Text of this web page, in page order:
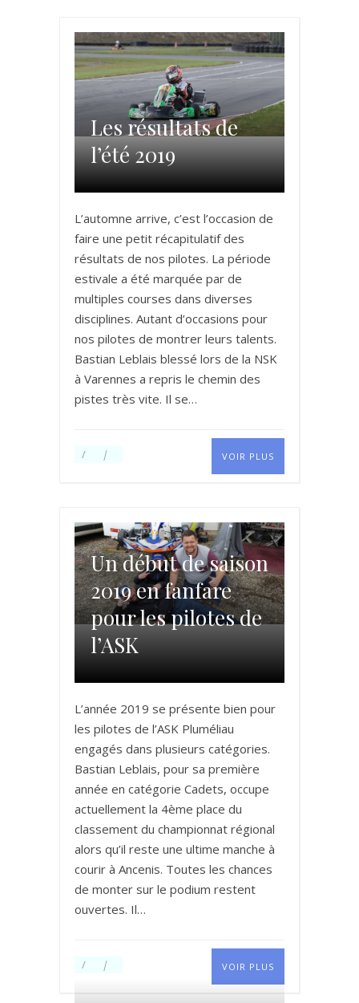
Les résultats de
l’été 2019
L’automne arrive, c’est l’occasion de
faire une petit récapitulatif des
résultats de nos pilotes. La période
estivale a été marquée par de
multiples courses dans diverses
disciplines. Autant d’occasions pour
nos pilotes de montrer leurs talents.
Bastian Leblais blessé lors de la NSK
à Varennes a repris le chemin des
pistes très vite. Il se…
VOIR PLUS
Un début de saison
2019 en fanfare
pour les pilotes de
l’ASK
L’année 2019 se présente bien pour
les pilotes de l’ASK Pluméliau
engagés dans plusieurs catégories.
Bastian Leblais, pour sa première
année en catégorie Cadets, occupe
actuellement la 4ème place du
classement du championnat régional
alors qu’il reste une ultime manche à
courir à Ancenis. Toutes les chances
de monter sur le podium restent
ouvertes. Il…
VOIR PLUS